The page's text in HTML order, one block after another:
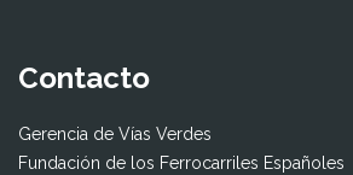
Contacto
Gerencia de Vías Verdes
Fundación de los Ferrocarriles Españoles